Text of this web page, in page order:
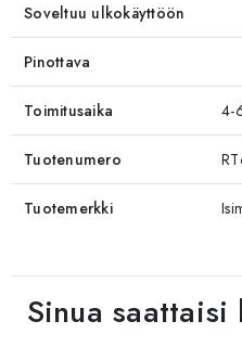
Soveltuu ulkokäyttöön
Pinottava
Toimitusaika 4-
Tuotenumero
Tuotemerkki
Sinua saattaisi